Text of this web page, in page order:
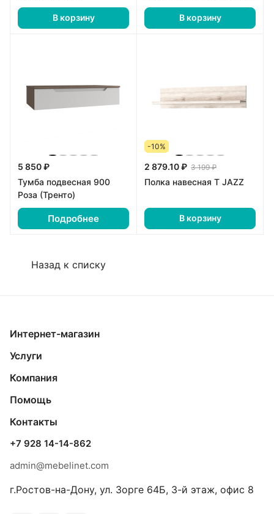
В корзину В корзину
5 850 ₽
Тумба подвесная 900
Роза (Тренто)
Подробнее
-10%
2 879.10 ₽ 3 199 ₽
Полка навесная Т JAZZ
В корзину
Назад к списку
Интернет-магазин
Услуги
Компания
Помощь
Контакты
+7 928 14-14-862
admin@mebelinet.com
г.Ростов-на-Дону, ул. Зорге 64Б, 3-й этаж, офис 8